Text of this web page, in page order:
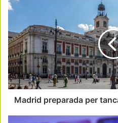
Madrid preparada per